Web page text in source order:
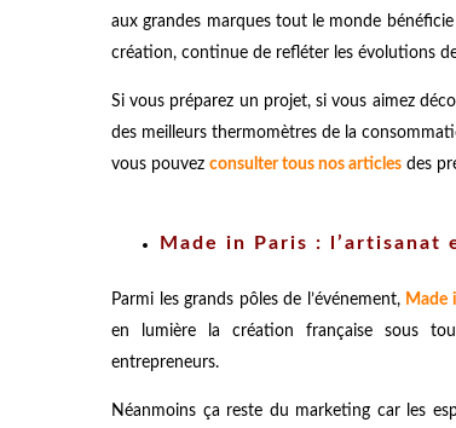
aux grandes marques tout le monde
création, continue de refléter les évolutions
Si vous préparez un projet, si vous aimez
des meilleurs thermomètres de la
vous pouvez consulter tous nos articles des
Made in Paris : l’artisanat
Parmi les grands pôles de l’événement, Made
en lumière la création française sous
entrepreneurs.
Néanmoins ça reste du marketing car les